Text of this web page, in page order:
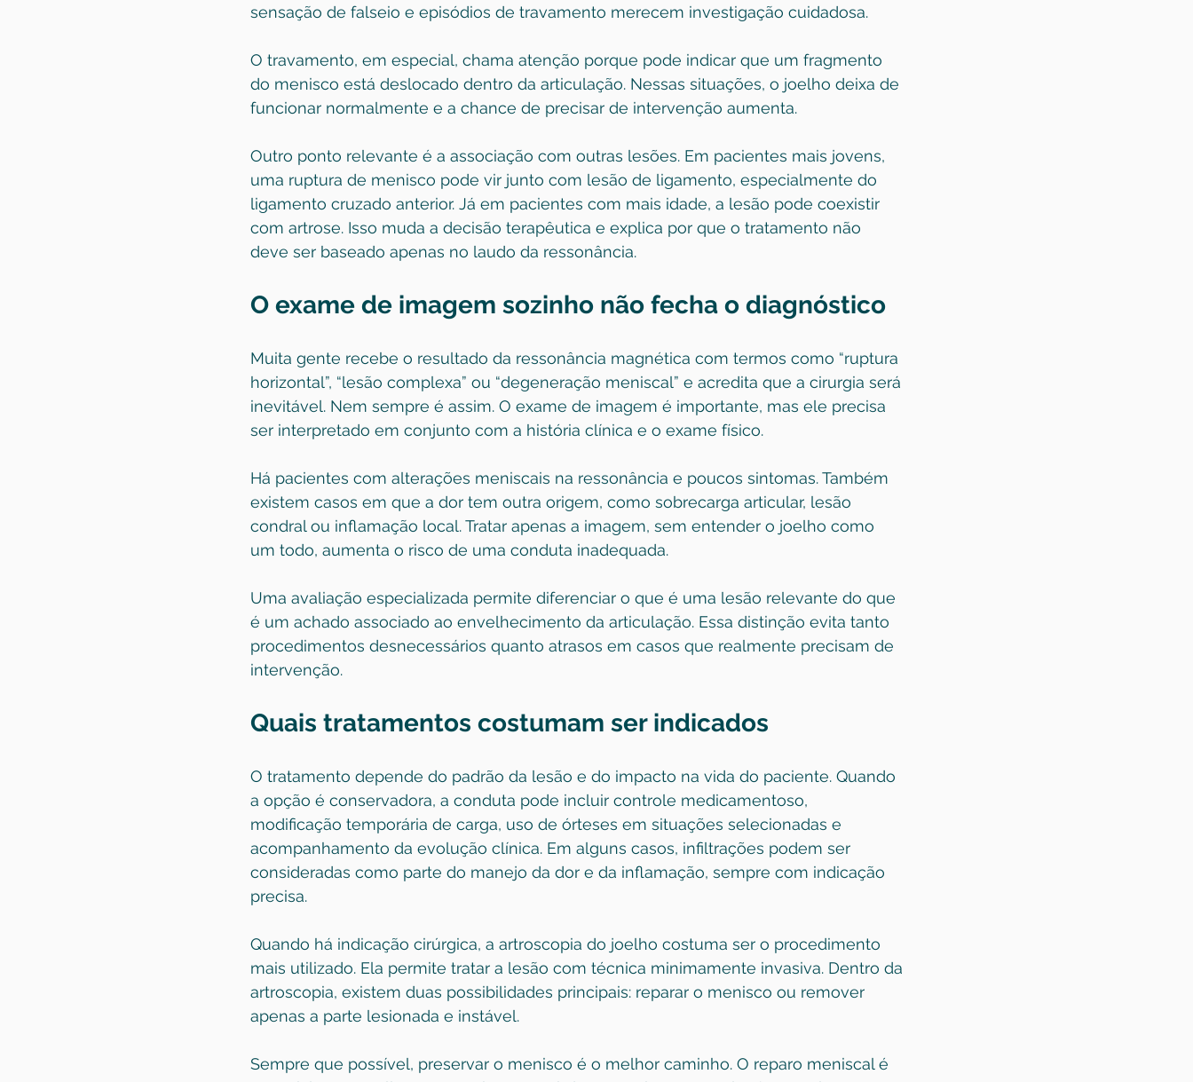
sensação de falseio e episódios de travamento merecem investigação cuidadosa.
O travamento, em especial, chama atenção porque pode indicar que um fragmento
do menisco está deslocado dentro da articulação. Nessas situações, o joelho deixa de
funcionar normalmente e a chance de precisar de intervenção aumenta.
Outro ponto relevante é a associação com outras lesões. Em pacientes mais jovens,
uma ruptura de menisco pode vir junto com lesão de ligamento, especialmente do
ligamento cruzado anterior. Já em pacientes com mais idade, a lesão pode coexistir
com artrose. Isso muda a decisão terapêutica e explica por que o tratamento não
deve ser baseado apenas no laudo da ressonância.
O exame de imagem sozinho não fecha o diagnóstico
Muita gente recebe o resultado da ressonância magnética com termos como “ruptura
horizontal”, “lesão complexa” ou “degeneração meniscal” e acredita que a cirurgia será
inevitável. Nem sempre é assim. O exame de imagem é importante, mas ele precisa
ser interpretado em conjunto com a história clínica e o exame físico.
Há pacientes com alterações meniscais na ressonância e poucos sintomas. Também
existem casos em que a dor tem outra origem, como sobrecarga articular, lesão
condral ou inflamação local. Tratar apenas a imagem, sem entender o joelho como
um todo, aumenta o risco de uma conduta inadequada.
Uma avaliação especializada permite diferenciar o que é uma lesão relevante do que
é um achado associado ao envelhecimento da articulação. Essa distinção evita tanto
procedimentos desnecessários quanto atrasos em casos que realmente precisam de
intervenção.
Quais tratamentos costumam ser indicados
O tratamento depende do padrão da lesão e do impacto na vida do paciente. Quando
a opção é conservadora, a conduta pode incluir controle medicamentoso,
modificação temporária de carga, uso de órteses em situações selecionadas e
acompanhamento da evolução clínica. Em alguns casos, infiltrações podem ser
consideradas como parte do manejo da dor e da inflamação, sempre com indicação
precisa.
Quando há indicação cirúrgica, a artroscopia do joelho costuma ser o procedimento
mais utilizado. Ela permite tratar a lesão com técnica minimamente invasiva. Dentro da
artroscopia, existem duas possibilidades principais: reparar o menisco ou remover
apenas a parte lesionada e instável.
Sempre que possível, preservar o menisco é o melhor caminho. O reparo meniscal é